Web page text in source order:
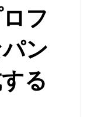
フ
ン
る